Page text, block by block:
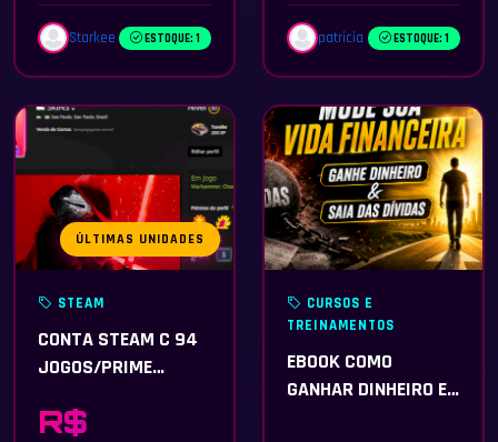
Starkee ESTOQUE: 1 patricia ESTOQUE: 1
ÚLTIMAS UNIDADES
STEAM
CONTA STEAM C 94
JOGOS/PRIME
R$
CURSOS E
TREINAMENTOS
EBOOK COMO
GANHAR DINHEIRO E